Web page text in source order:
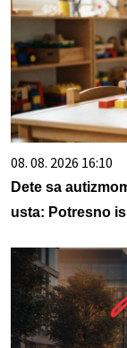
08. 08. 2026 16:10
Dete sa
usta: Potresno